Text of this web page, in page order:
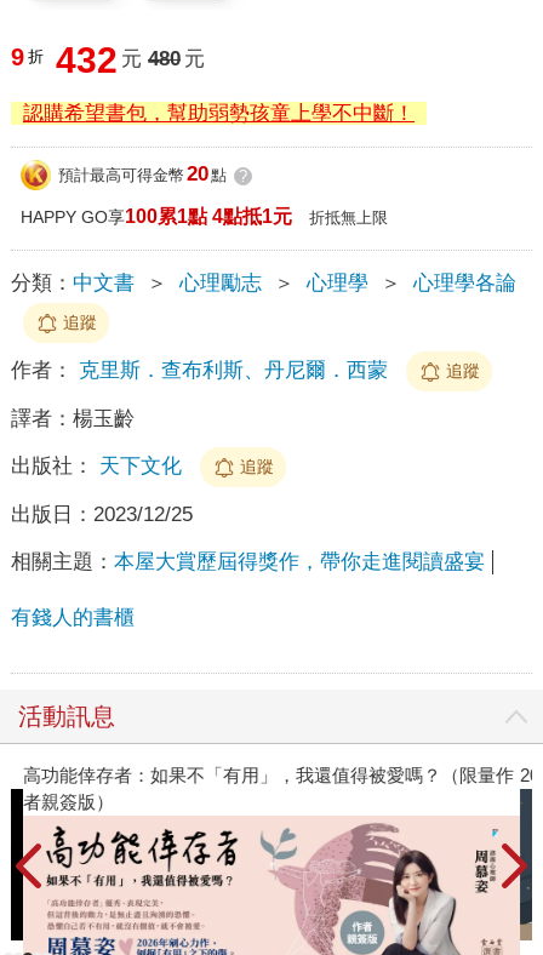
9 折 432 元 480 元
認購希望書包，幫助弱勢孩童上學不中斷！
預計最高可得金幣 20點 ?
HAPPY GO享100累1點 4點抵1元 折抵無上限
分類： 中文書 ＞ 心理勵志 ＞ 心理學 ＞ 心理學各論
追蹤
作者： 克里斯．查布利斯、丹尼爾．西蒙 追蹤
譯者： 楊玉齡
出版社： 天下文化 追蹤
出版日： 2023/12/25
相關主題： 本屋大賞歷屆得獎作，帶你走進閱讀盛宴
有錢人的書櫃
活動訊息
高功能倖存者：如果不「有用」，我還值得被愛嗎？（限量作
者親簽版）